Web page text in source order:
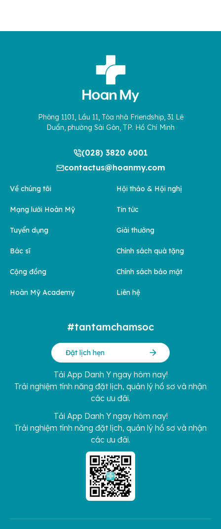
Phòng 1101, Lầu 11, Tòa nhà Friendship, 31 Lê
Duẩn, phường Sài Gòn, TP. Hồ Chí Minh
(028) 3820 6001
contactus@hoanmy.com
Về chúng tôi
Mạng lưới Hoàn Mỹ
Tuyển dụng
Bác sĩ
Cộng đồng
Hoàn Mỹ Academy
Hội thảo & Hội nghị
Tin tức
Giải thưởng
Chính sách quà tặng
Chính sách bảo mật
Liên hệ
#tantamchamsoc
Đặt lịch hẹn
Tải App Danh Y ngay hôm nay!
Trải nghiệm tính năng đặt lịch, quản lý hồ sơ và nhận
các ưu đãi.
Tải App Danh Y ngay hôm nay!
Trải nghiệm tính năng đặt lịch, quản lý hồ sơ và nhận
các ưu đãi.